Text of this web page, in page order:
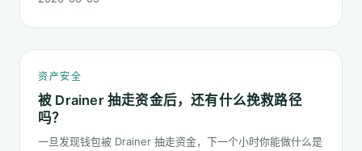
资产安全
被 Drainer 抽走资金后，还有什么挽救路径
吗？
一旦发现钱包被 Drainer 抽走资金，下一个小时你能做什么是